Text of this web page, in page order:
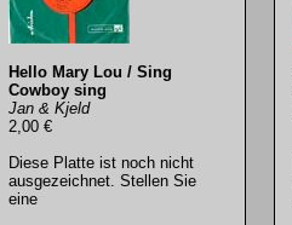
Hello Mary Lou / Sing
Cowboy sing
Jan & Kjeld
2,00 €
Diese Platte ist noch nicht
ausgezeichnet. Stellen Sie
eine